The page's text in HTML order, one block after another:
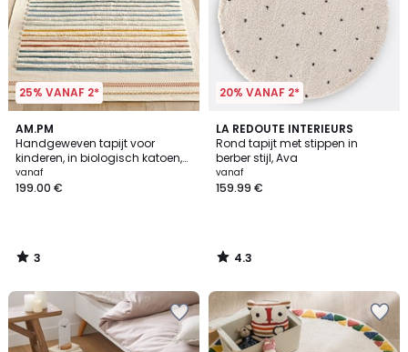
25% VANAF 2*
AM.PM
Handgeweven tapijt voor
kinderen, in biologisch katoen,
Tomulo
vanaf
199.00 €
3
/
5
3
/
20% VANAF 2*
LA REDOUTE INTERIEURS
Rond tapijt met stippen in
berber stijl, Ava
vanaf
159.99 €
4.3
/ 5
4.3
/